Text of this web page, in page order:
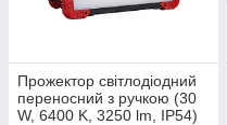
Прожектор світлодіодний
переносний з ручкою (30
W, 6400 K, 3250 lm, IP54)